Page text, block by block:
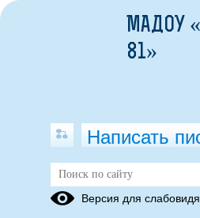
Подготовительная
"Радуга" (корпус 1)
МАДОУ
81»
Написать
Версия для